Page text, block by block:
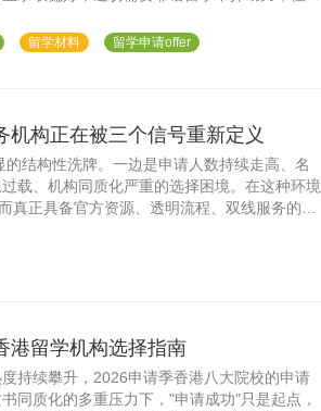
留学材料 留学申请offer
机构正在被三个信号重新定义
结构性洗牌。一边是申请人数持续走高、名
载、机构同质化严重的选择困境。在这种环境
正具备官方资源、透明流程、双线服务的机
港留学机构选择指南
持续攀升，2026申请季香港八大院校的申请
同质化的多重压力下，"申请成功"只是起点，